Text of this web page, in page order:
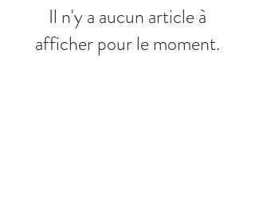
Il n'y a aucun article à
afficher pour le moment.